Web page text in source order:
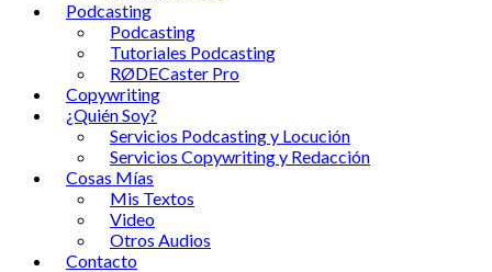
Podcasting
Podcasting
Tutoriales Podcasting
RØDECaster Pro
Copywriting
¿Quién Soy?
Servicios Podcasting y Locución
Servicios Copywriting y Redacción
Cosas Mías
Mis Textos
Video
Otros Audios
Contacto